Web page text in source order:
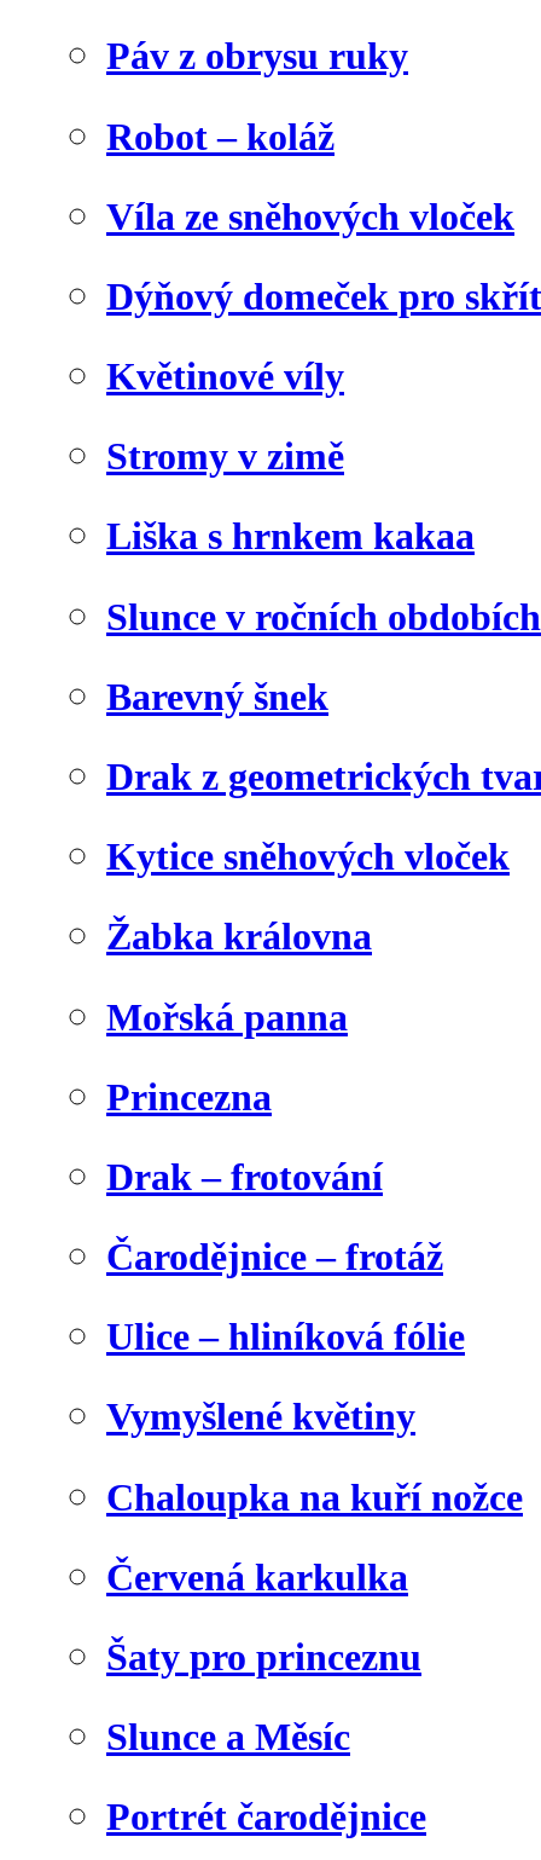
Páv z obrysu ruky
Robot – koláž
Víla ze sněhových vloček
Dýňový domeček pro
Květinové víly
Stromy v zimě
Liška s hrnkem kakaa
Slunce v ročních obdobích
Barevný šnek
Drak z geometrických
Kytice sněhových vloček
Žabka královna
Mořská panna
Princezna
Drak – frotování
Čarodějnice – frotáž
Ulice – hliníková fólie
Vymyšlené květiny
Chaloupka na kuří nožce
Červená karkulka
Šaty pro princeznu
Slunce a Měsíc
Portrét čarodějnice